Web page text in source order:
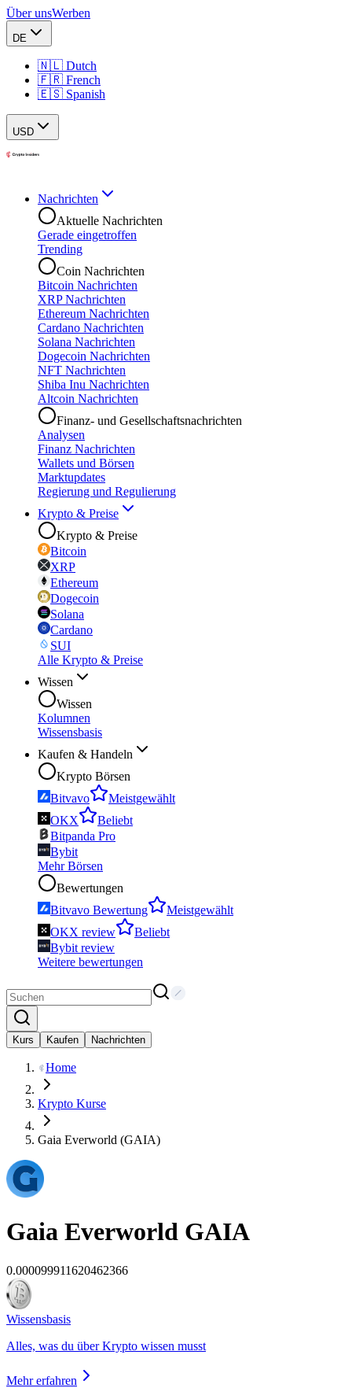
Über unsWerben
DE
🇳🇱 Dutch
🇫🇷 French
🇪🇸 Spanish
USD
Nachrichten
Aktuelle Nachrichten
Gerade eingetroffen
Trending
Coin Nachrichten
Bitcoin Nachrichten
XRP Nachrichten
Ethereum Nachrichten
Cardano Nachrichten
Solana Nachrichten
Dogecoin Nachrichten
NFT Nachrichten
Shiba Inu Nachrichten
Altcoin Nachrichten
Finanz- und Gesellschaftsnachrichten
Analysen
Finanz Nachrichten
Wallets und Börsen
Marktupdates
Regierung und Regulierung
Krypto & Preise
Krypto & Preise
Bitcoin
XRP
Ethereum
Dogecoin
Solana
Cardano
SUI
Alle Krypto & Preise
Wissen
Wissen
Kolumnen
Wissensbasis
Kaufen & Handeln
Krypto Börsen
Bitvavo
Meistgewählt
OKX
Beliebt
Bitpanda Pro
Bybit
Mehr Börsen
Bewertungen
Bitvavo Bewertung
Meistgewählt
OKX review
Beliebt
Bybit review
Weitere bewertungen
Kurs Kaufen Nachrichten
Home
Krypto Kurse
Gaia Everworld (GAIA)
Gaia Everworld GAIA
0.000099911620462366
Wissensbasis
Alles, was du über Krypto wissen musst
Mehr erfahren